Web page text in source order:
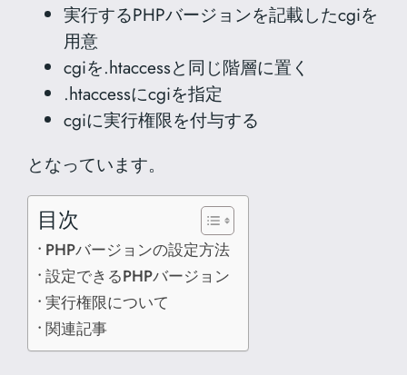
実行するPHPバージョンを記載したcgiを
用意
cgiを.htaccessと同じ階層に置く
.htaccessにcgiを指定
cgiに実行権限を付与する
となっています。
目次
PHPバージョンの設定方法
設定できるPHPバージョン
実行権限について
関連記事